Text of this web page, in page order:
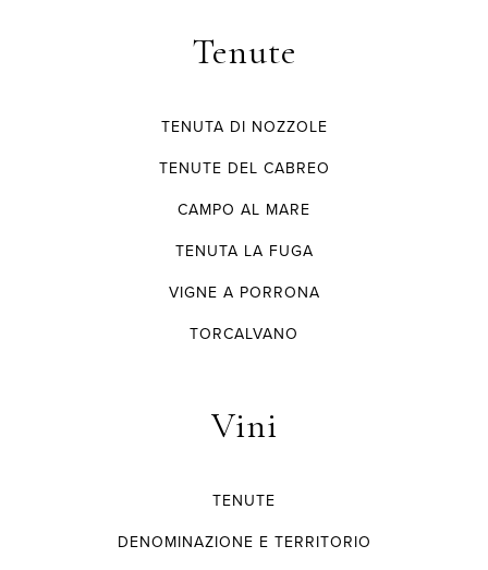
Tenute
TENUTA DI NOZZOLE
TENUTE DEL CABREO
CAMPO AL MARE
TENUTA LA FUGA
VIGNE A PORRONA
TORCALVANO
Vini
TENUTE
DENOMINAZIONE E TERRITORIO